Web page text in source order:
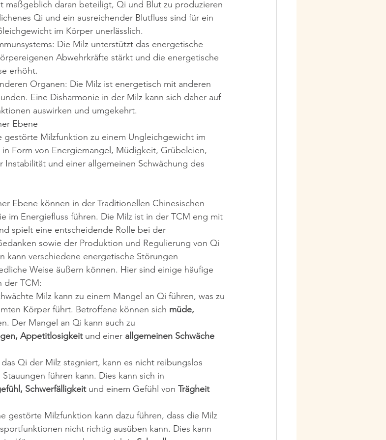
maßgeblich daran beteiligt, Qi und Blut zu produzieren
Qi und ein ausreichender Blutfluss sind für ein
im Körper unerlässlich.
Die Milz unterstützt das energetische
Abwehrkräfte stärkt und die energetische
erhöht.
Organen: Die Milz ist energetisch mit anderen
Eine Disharmonie in der Milz kann sich daher auf
auswirken und umgekehrt.
Ebene
gestörte Milzfunktion zu einem Ungleichgewicht im
Form von Energiemangel, Müdigkeit, Grübeleien,
und einer allgemeinen Schwächung des
Ebene können in der Traditionellen Chinesischen
im Energiefluss führen. Die Milz ist in der TCM eng mit
spielt eine entscheidende Rolle bei der
sowie der Produktion und Regulierung von Qi
kann verschiedene energetische Störungen
Weise äußern können. Hier sind einige häufige
der TCM:
Milz kann zu einem Mangel an Qi führen, was zu
Körper führt. Betroffene können sich müde,
Der Mangel an Qi kann auch zu
Appetitlosigkeit und einer allgemeinen Schwäche
Qi der Milz stagniert, kann es nicht reibungslos
führen kann. Dies kann sich in
Schwerfälligkeit und einem Gefühl von Trägheit
gestörte Milzfunktion kann dazu führen, dass die Milz
nicht richtig ausüben kann. Dies kann